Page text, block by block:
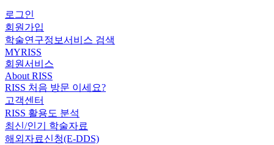
로그인
회원가입
학술연구정보서비스 검색
MYRISS
회원서비스
About RISS
RISS 처음 방문 이세요?
고객센터
RISS 활용도 분석
최신/인기 학술자료
해외자료신청(E-DDS)